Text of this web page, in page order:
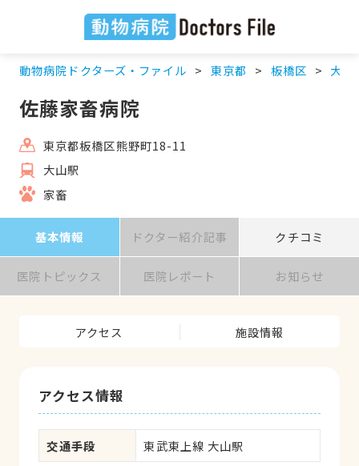
動物病院ドクターズ・ファイル 東京都 板橋区 大山
佐藤家畜病院
東京都板橋区熊野町18-11
大山駅
家畜
基本情報 ドクター紹介記事 クチコミ
医院トピックス 医院レポート お知らせ
アクセス 施設情報
アクセス情報
交通手段 東武東上線 大山駅